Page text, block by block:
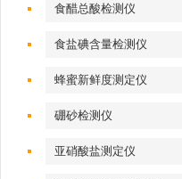
食醋总酸检测仪
食盐碘含量检测仪
蜂蜜新鲜度测定仪
硼砂检测仪
亚硝酸盐测定仪